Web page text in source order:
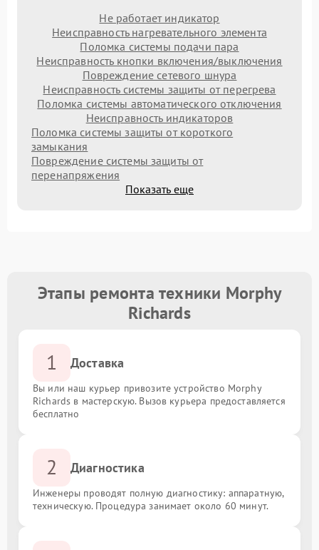
Не работает индикатор
Неисправность нагревательного элемента
Поломка системы подачи пара
Неисправность кнопки включения/выключения
Повреждение сетевого шнура
Неисправность системы защиты от перегрева
Поломка системы автоматического отключения
Неисправность индикаторов
Поломка системы защиты от короткого
замыкания
Повреждение системы защиты от
перенапряжения
Показать еще
Этапы ремонта техники Morphy
Richards
1 Доставка
Вы или наш курьер привозите устройство Morphy
Richards в мастерскую. Вызов курьера предоставляется
бесплатно
2 Диагностика
Инженеры проводят полную диагностику: аппаратную,
техническую. Процедура занимает около 60 минут.